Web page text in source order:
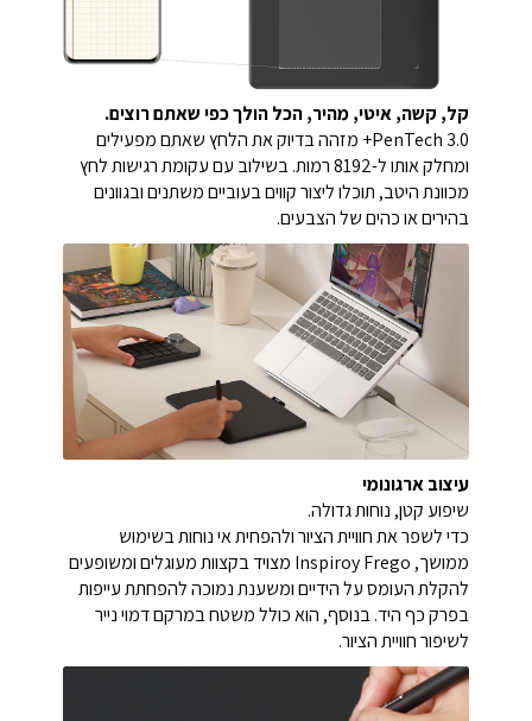
קל, קשה, איטי, מהיר, הכל הולך כפי שאתם רוצים.
PenTech 3.0+ מזהה בדיוק את הלחץ שאתם מפעילים
ומחלק אותו ל-8192 רמות. בשילוב עם עקומת רגישות לחץ
מכוונת היטב, תוכלו ליצור קווים בעוביים משתנים ובגוונים
בהירים או כהים של הצבעים.
עיצוב ארגונומי
שיפוע קטן, נוחות גדולה.
כדי לשפר את חוויית הציור ולהפחית אי נוחות בשימוש
ממושך, Inspiroy Frego מצויד בקצוות מעוגלים ומשופעים
להקלת העומס על הידיים ומשענת נמוכה להפחתת עייפות
בפרק כף היד. בנוסף, הוא כולל משטח במרקם דמוי נייר
לשיפור חוויית הציור.